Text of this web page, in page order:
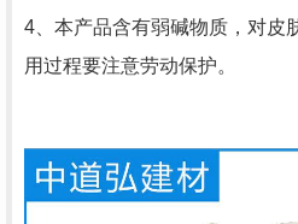
4、本产品含有弱碱物质，对皮
用过程要注意劳动保护。